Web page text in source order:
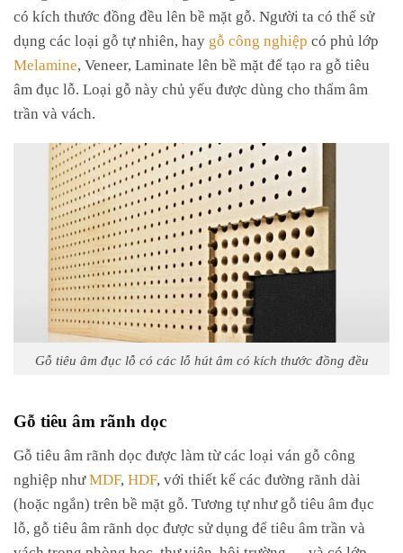
có kích thước đồng đều lên bề mặt gỗ. Người ta có thể sử
dụng các loại gỗ tự nhiên, hay gỗ công nghiệp có phủ lớp
Melamine , Veneer, Laminate lên bề mặt để tạo ra gỗ tiêu
âm đục lỗ. Loại gỗ này chủ yếu được dùng cho thẩm âm
trần và vách.
Gỗ tiêu âm đục lỗ có các lỗ hút âm có kích thước đồng đều
Gỗ tiêu âm rãnh dọc
Gỗ tiêu âm rãnh dọc được làm từ các loại ván gỗ công
nghiệp nhưMDF, HDF, với thiết kế các đường rãnh dài
(hoặc ngắn) trên bề mặt gỗ. Tương tự như gỗ tiêu âm đục
lỗ, gỗ tiêu âm rãnh dọc được sử dụng để tiêu âm trần và